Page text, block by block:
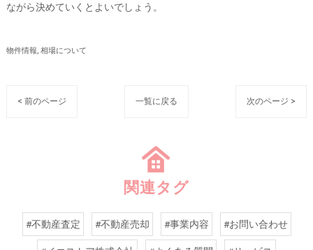
ながら決めていくとよいでしょう。
物件情報 相場について
< 前のページ 一覧に戻る 次のページ >
関連タグ
#不動産査定 #不動産売却 #事業内容 #お問い合わせ